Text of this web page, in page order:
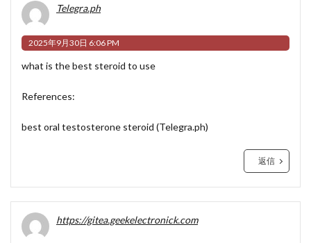
Telegra.ph
2025年9月30日 6:06 PM
what is the best steroid to use
References:
best oral testosterone steroid (Telegra.ph)
返信
https://gitea.geekelectronick.com